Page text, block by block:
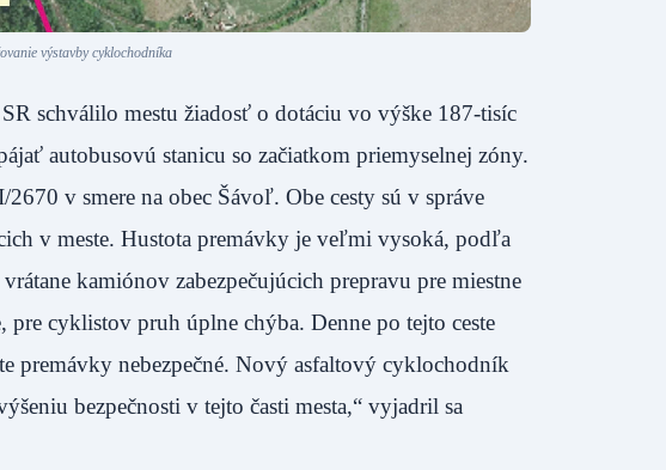
výstavby cyklochodníka
schválilo mestu žiadosť o dotáciu vo výške 187-tisíc
autobusovú stanicu so začiatkom priemyselnej zóny.
v smere na obec Šávoľ. Obe cesty sú v správe
v meste. Hustota premávky je veľmi vysoká, podľa
kamiónov zabezpečujúcich prepravu pre miestne
cyklistov pruh úplne chýba. Denne po tejto ceste
premávky nebezpečné. Nový asfaltový cyklochodník
bezpečnosti v tejto časti mesta,“ vyjadril sa